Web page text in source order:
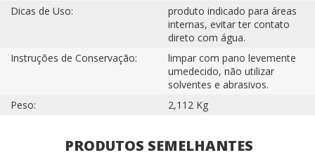
Dicas de Uso:
produto indicado para áreas
internas, evitar ter contato
direto com água.
Instruções de Conservação:
limpar com pano levemente
umedecido, não utilizar
solventes e abrasivos.
Peso:
2,112 Kg
PRODUTOS SEMELHANTES